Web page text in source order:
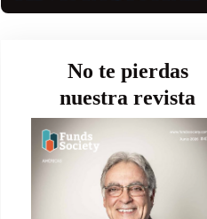
No te pierdas
nuestra revista